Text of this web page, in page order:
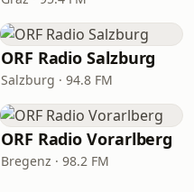
ORF Radio Salzburg
Salzburg · 94.8 FM
ORF Radio Vorarlberg
Bregenz · 98.2 FM